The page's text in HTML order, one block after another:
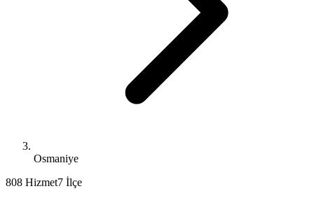
Osmaniye
808 Hizmet7 İlçe